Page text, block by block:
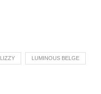
LIZZY LUMINOUS BELGE